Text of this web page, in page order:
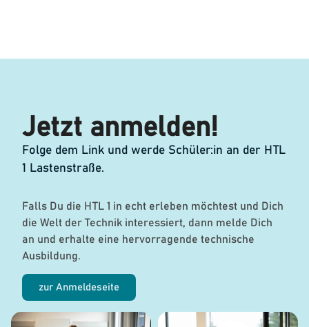
Jetzt anmelden!
Folge dem Link und werde Schüler:in an der HTL
1 Lastenstraße.
Falls Du die HTL 1 in echt erleben möchtest und Dich
die Welt der Technik interessiert, dann melde Dich
an und erhalte eine hervorragende technische
Ausbildung.
zur Anmeldeseite